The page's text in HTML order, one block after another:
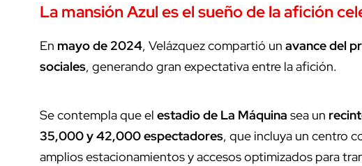
La mansión Azul es el sueño de la afición
En mayo de 2024, Velázquez compartió un avance del
sociales, generando gran expectativa entre la afición.
Se contempla que el estadio de La Máquina sea un
35,000 y 42,000 espectadores, que incluya un centro
amplios estacionamientos y accesos optimizados para